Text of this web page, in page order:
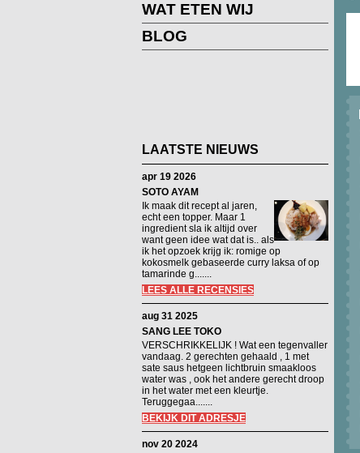
WAT ETEN WIJ
BLOG
LAATSTE NIEUWS
apr 19 2026
SOTO AYAM
Ik maak dit recept al jaren,
echt een topper. Maar 1
ingredient sla ik altijd over
want geen idee wat dat is.. als
ik het opzoek krijg ik: romige op
kokosmelk gebaseerde curry laksa of op
tamarinde g.......
LEES ALLE RECENSIES
aug 31 2025
SANG LEE TOKO
VERSCHRIKKELIJK ! Wat een tegenvaller
vandaag. 2 gerechten gehaald , 1 met
sate saus hetgeen lichtbruin smaakloos
water was , ook het andere gerecht droop
in het water met een kleurtje.
Teruggegaa.......
BEKIJK DIT ADRESJE
nov 20 2024